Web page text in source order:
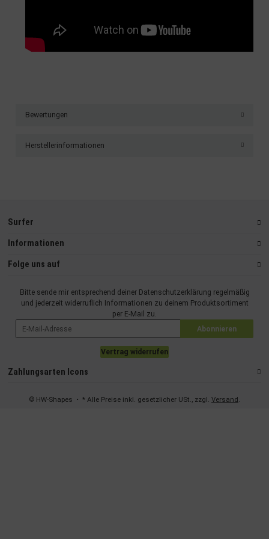
Bewertungen
Herstellerinformationen
Surfer
Informationen
Folge uns auf
Bitte sende mir entsprechend deiner Datenschutzerklärung regelmäßig
und jederzeit widerruflich Informationen zu deinem Produktsortiment
per E-Mail zu.
Abonnieren
Vertrag widerrufen
Zahlungsarten Icons
© HW-Shapes • * Alle Preise inkl. gesetzlicher USt., zzgl. Versand.